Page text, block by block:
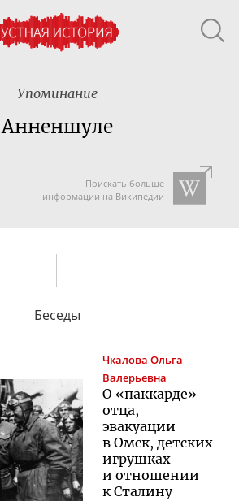
Упоминание
Анненшуле
Поискать больше
информации на Википедии
Беседы
Чкалова Ольга
Валерьевна
О «паккарде»
отца,
эвакуации
в Омск, детских
игрушках
и отношении
к Сталину